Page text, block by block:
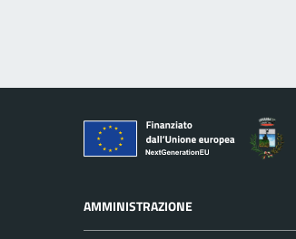
AMMINISTRAZIONE